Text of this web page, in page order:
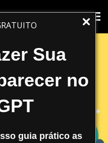
Sua
no
guia prático as